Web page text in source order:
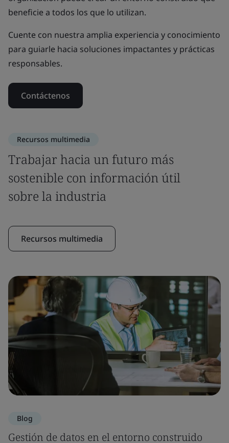
beneficie a todos los que lo utilizan.
Cuente con nuestra amplia experiencia y conocimiento
para guiarle hacia soluciones impactantes y prácticas
responsables.
Contáctenos
Recursos multimedia
Trabajar hacia un futuro más
sostenible con información útil
sobre la industria
Recursos multimedia
Blog
Gestión de datos en el entorno construido